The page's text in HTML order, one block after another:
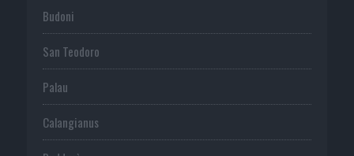
Budoni
San Teodoro
Palau
Calangianus